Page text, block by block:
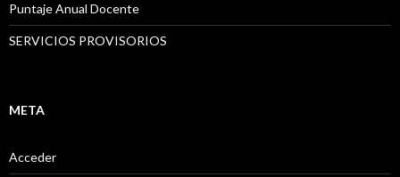
Puntaje Anual Docente
SERVICIOS PROVISORIOS
META
Acceder